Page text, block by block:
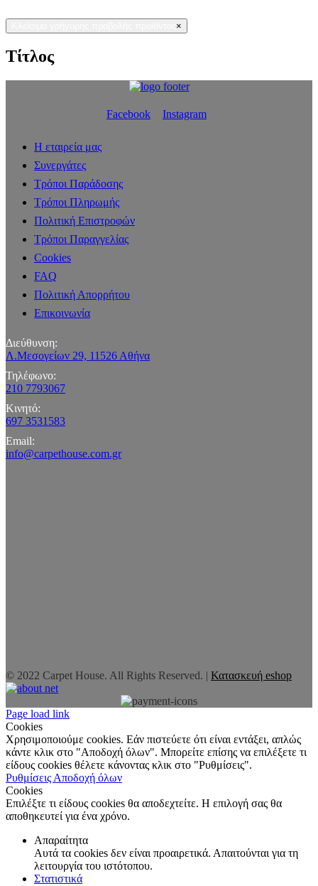
×
Τίτλος
Facebook Instagram
Η εταιρεία μας
Συνεργάτες
Τρόποι Παράδοσης
Τρόποι Πληρωμής
Πολιτική Επιστροφών
Τρόποι Παραγγελίας
Cookies
FAQ
Πολιτική Απορρήτου
Επικοινωνία
Διεύθυνση:
Λ.Μεσογείων 29, 11526 Αθήνα
Τηλέφωνο:
210 7793067
Κινητό:
697 3531583
Email:
info@carpethouse.com.gr
© 2022 Carpet House. All Rights Reserved. | Κατασκευή eshop
Page load link
Cookies
Χρησιμοποιούμε cookies. Εάν πιστεύετε ότι είναι εντάξει, απλώς
κάντε κλικ στο "Αποδοχή όλων". Μπορείτε επίσης να επιλέξετε τι
είδους cookies θέλετε κάνοντας κλικ στο "Ρυθμίσεις".
Ρυθμίσεις Αποδοχή όλων
Cookies
Επιλέξτε τι είδους cookies θα αποδεχτείτε. Η επιλογή σας θα
αποθηκευτεί για ένα χρόνο.
Απαραίτητα
Αυτά τα cookies δεν είναι προαιρετικά. Απαιτούνται για τη
λειτουργία του ιστότοπου.
Στατιστικά